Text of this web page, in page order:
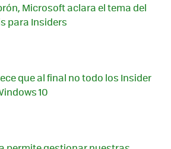
Microsoft aclara el tema del
para Insiders
que al final no todo los Insider
10